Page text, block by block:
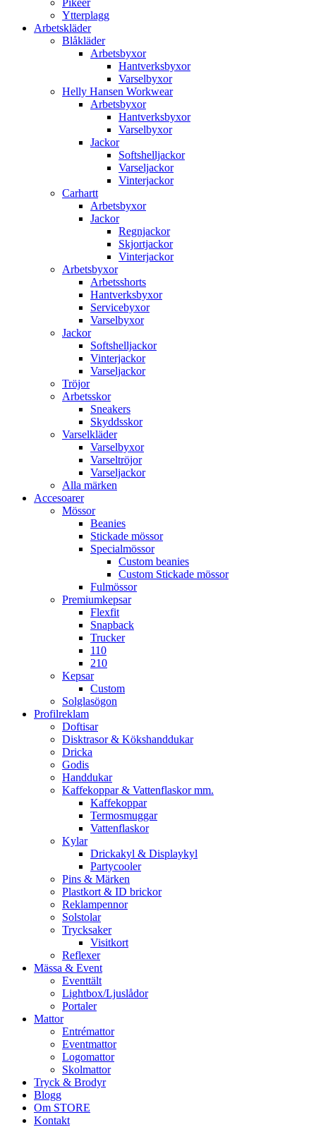
Pikéer
Ytterplagg
Arbetskläder
Blåkläder
Arbetsbyxor
Hantverksbyxor
Varselbyxor
Helly Hansen Workwear
Arbetsbyxor
Hantverksbyxor
Varselbyxor
Jackor
Softshelljackor
Varseljackor
Vinterjackor
Carhartt
Arbetsbyxor
Jackor
Regnjackor
Skjortjackor
Vinterjackor
Arbetsbyxor
Arbetsshorts
Hantverksbyxor
Servicebyxor
Varselbyxor
Jackor
Softshelljackor
Vinterjackor
Varseljackor
Tröjor
Arbetsskor
Sneakers
Skyddsskor
Varselkläder
Varselbyxor
Varseltröjor
Varseljackor
Alla märken
Accesoarer
Mössor
Beanies
Stickade mössor
Specialmössor
Custom beanies
Custom Stickade mössor
Fulmössor
Premiumkepsar
Flexfit
Snapback
Trucker
110
210
Kepsar
Custom
Solglasögon
Profilreklam
Doftisar
Disktrasor & Kökshanddukar
Dricka
Godis
Handdukar
Kaffekoppar & Vattenflaskor mm.
Kaffekoppar
Termosmuggar
Vattenflaskor
Kylar
Drickakyl & Displaykyl
Partycooler
Pins & Märken
Plastkort & ID brickor
Reklampennor
Solstolar
Trycksaker
Visitkort
Reflexer
Mässa & Event
Eventtält
Lightbox/Ljuslådor
Portaler
Mattor
Entrémattor
Eventmattor
Logomattor
Skolmattor
Tryck & Brodyr
Blogg
Om STORE
Kontakt